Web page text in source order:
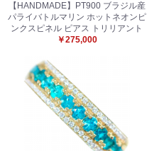
【HANDMADE】PT900 ブラジル産
パライバトルマリン ホットネオンピ
ンクスピネル ピアス トリリアント
￥275,000